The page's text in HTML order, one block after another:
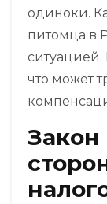
одиноки.
питомца в
ситуацией.
что может